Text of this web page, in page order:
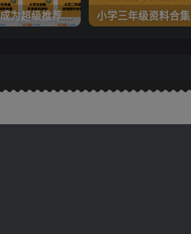
邀请你成为超级推荐官，轻松实现月入过万 小学三年级资料合集